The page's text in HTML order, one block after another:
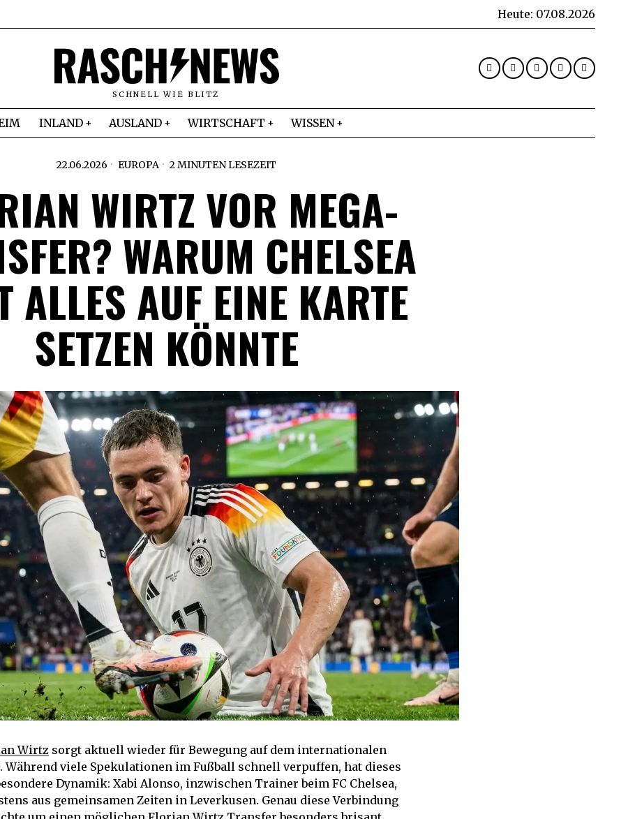
Heute: 07.08.2026
SCHNELL WIE BLITZ
INLAND AUSLAND WIRTSCHAFT WISSEN
22.06.2026 EUROPA 2 MINUTEN LESEZEIT
WIRTZ VOR MEGA-
WARUM CHELSEA
ALLES AUF EINE KARTE
SETZEN KÖNNTE
Wirtz sorgt aktuell wieder für Bewegung auf dem internationalen
viele Spekulationen im Fußball schnell verpuffen, hat dieses
Dynamik: Xabi Alonso, inzwischen Trainer beim FC Chelsea,
aus gemeinsamen Zeiten in Leverkusen. Genau diese Verbindung